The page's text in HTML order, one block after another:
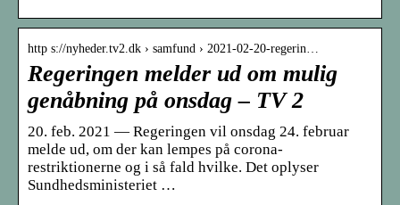
http s://nyheder.tv2.dk › samfund › 2021-02-20-regerin…
Regeringen melder ud om mulig
genåbning på onsdag – TV 2
20. feb. 2021 — Regeringen vil onsdag 24. februar
melde ud, om der kan lempes på corona-
restriktionerne og i så fald hvilke. Det oplyser
Sundhedsministeriet …